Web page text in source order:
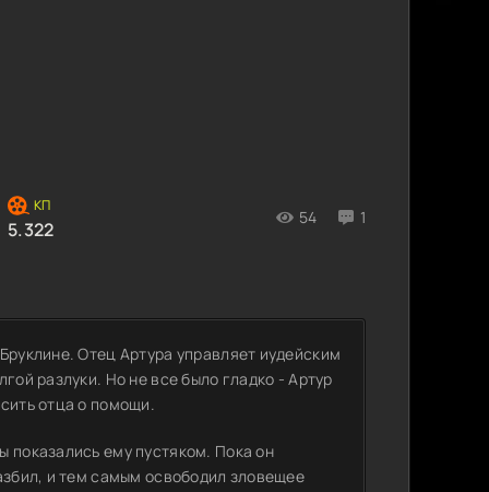
5.322
54 1
Отец Артура управляет иудейским
разлуки. Но не все было гладко - Артур
отца о помощи.
показались ему пустяком. Пока он
и тем самым освободил зловещее